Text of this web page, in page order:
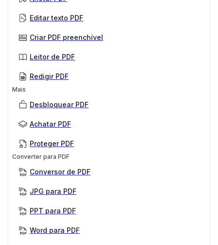
Editar texto PDF
Criar PDF preenchível
Leitor de PDF
Redigir PDF
Mais
Desbloquear PDF
Achatar PDF
Proteger PDF
Converter para PDF
Conversor de PDF
JPG para PDF
PPT para PDF
Word para PDF